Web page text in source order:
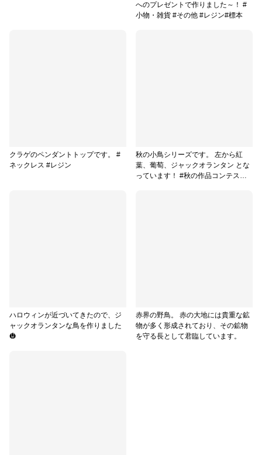
へのプレゼントで作りました～！ #
小物・雑貨 #その他 #レジン#標本
クラゲのペンダントトップです。 #
ネックレス #レジン
秋の小鳥シリーズです。 左から紅
葉、葡萄、ジャックオランタン とな
っています！ #秋の作品コンテスト
ハロウィンが近づいてきたので、ジ
ャックオランタンな鳥を作りました
🎃
赤界の野鳥。 赤の大地には貴重な鉱
物が多く形成されており、その鉱物
を守る長として君臨しています。